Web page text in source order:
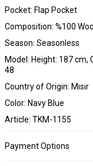
Pocket: Flap Pocket
Composition: %100 Wool
Season: Seasonless
Model: Height: 187 cm,
48
Country of Origin: Mısır
Color: Navy Blue
Article: TKM-1155
Payment Options